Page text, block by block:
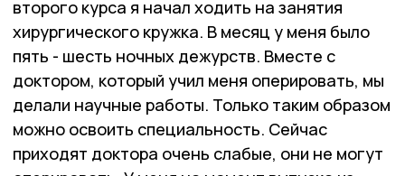
второго курса я начал ходить на занятия
хирургического кружка. В месяц у меня было
пять - шесть ночных дежурств. Вместе с
доктором, который учил меня оперировать, мы
делали научные работы. Только таким образом
можно освоить специальность. Сейчас
приходят доктора очень слабые, они не могут